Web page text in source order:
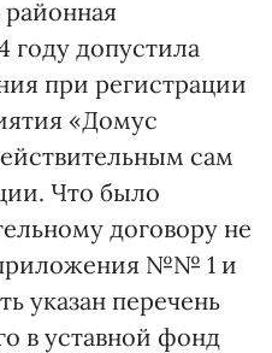
году допустила
при регистрации
«Домус
сам
Что было
договору не
№№ 1 и
указан перечень
в уставной фонд